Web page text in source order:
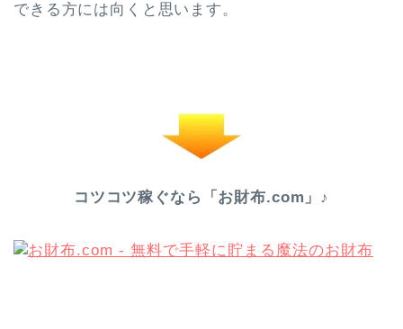
できる方には向くと思います。
コツコツ稼ぐなら「お財布.com」♪